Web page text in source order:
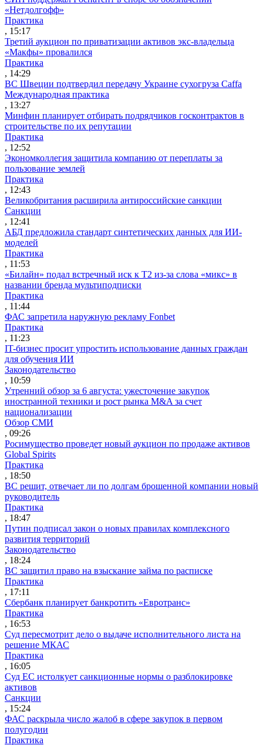
«Нетдолгофф»
Практика
, 15:17
Третий аукцион по приватизации активов экс-владельца
«Макфы» провалился
Практика
, 14:29
ВС Швеции подтвердил передачу Украине сухогруза Caffa
Международная практика
, 13:27
Минфин планирует отбирать подрядчиков госконтрактов в
строительстве по их репутации
Практика
, 12:52
Экономколлегия защитила компанию от переплаты за
пользование землей
Практика
, 12:43
Великобритания расширила антироссийские санкции
Санкции
, 12:41
АБД предложила стандарт синтетических данных для ИИ-
моделей
Практика
, 11:53
«Билайн» подал встречный иск к Т2 из-за слова «микс» в
названии бренда мультиподписки
Практика
, 11:44
ФАС запретила наружную рекламу Fonbet
Практика
, 11:23
IT-бизнес просит упростить использование данных граждан
для обучения ИИ
Законодательство
, 10:59
Утренний обзор за 6 августа: ужесточение закупок
иностранной техники и рост рынка M&A за счет
национализации
Обзор СМИ
, 09:26
Росимущество проведет новый аукцион по продаже активов
Global Spirits
Практика
, 18:50
ВС решит, отвечает ли по долгам брошенной компании новый
руководитель
Практика
, 18:47
Путин подписал закон о новых правилах комплексного
развития территорий
Законодательство
, 18:24
ВС защитил право на взыскание займа по расписке
Практика
, 17:11
Сбербанк планирует банкротить «Евротранс»
Практика
, 16:53
Суд пересмотрит дело о выдаче исполнительного листа на
решение МКАС
Практика
, 16:05
Суд ЕС истолкует санкционные нормы о разблокировке
активов
Санкции
, 15:24
ФАС раскрыла число жалоб в сфере закупок в первом
полугодии
Практика